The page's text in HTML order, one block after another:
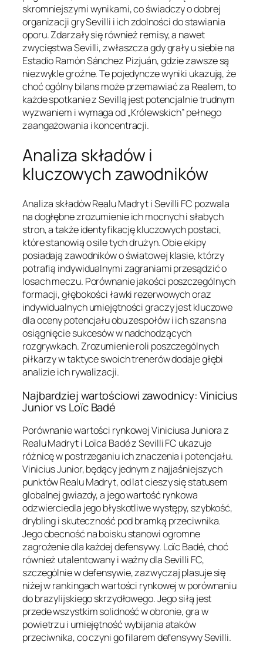
skromniejszymi wynikami, co świadczy o dobrej
organizacji gry Sevilli i ich zdolności do stawiania
oporu. Zdarzały się również remisy, a nawet
zwycięstwa Sevilli, zwłaszcza gdy grały u siebie na
Estadio Ramón Sánchez Pizjuán, gdzie zawsze są
niezwykle groźne. Te pojedyncze wyniki ukazują, że
choć ogólny bilans może przemawiać za Realem, to
każde spotkanie z Sevillą jest potencjalnie trudnym
wyzwaniem i wymaga od „Królewskich” pełnego
zaangażowania i koncentracji.
Analiza składów i
kluczowych zawodników
Analiza składów Realu Madryt i Sevilli FC pozwala
na dogłębne zrozumienie ich mocnych i słabych
stron, a także identyfikację kluczowych postaci,
które stanowią o sile tych drużyn. Obie ekipy
posiadają zawodników o światowej klasie, którzy
potrafią indywidualnymi zagraniami przesądzić o
losach meczu. Porównanie jakości poszczególnych
formacji, głębokości ławki rezerwowych oraz
indywidualnych umiejętności graczy jest kluczowe
dla oceny potencjału obu zespołów i ich szans na
osiągnięcie sukcesów w nadchodzących
rozgrywkach. Zrozumienie roli poszczególnych
piłkarzy w taktyce swoich trenerów dodaje głębi
analizie ich rywalizacji.
Najbardziej wartościowi zawodnicy: Vinicius
Junior vs Loïc Badé
Porównanie wartości rynkowej Viniciusa Juniora z
Realu Madryt i Loïca Badé z Sevilli FC ukazuje
różnicę w postrzeganiu ich znaczenia i potencjału.
Vinicius Junior, będący jednym z najjaśniejszych
punktów Realu Madryt, od lat cieszy się statusem
globalnej gwiazdy, a jego wartość rynkowa
odzwierciedla jego błyskotliwe występy, szybkość,
drybling i skuteczność pod bramką przeciwnika.
Jego obecność na boisku stanowi ogromne
zagrożenie dla każdej defensywy. Loïc Badé, choć
również utalentowany i ważny dla Sevilli FC,
szczególnie w defensywie, zazwyczaj plasuje się
niżej w rankingach wartości rynkowej w porównaniu
do brazylijskiego skrzydłowego. Jego siłą jest
przede wszystkim solidność w obronie, gra w
powietrzu i umiejętność wybijania ataków
przeciwnika, co czyni go filarem defensywy Sevilli.